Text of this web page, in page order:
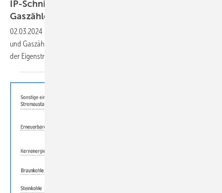
IP-Schnittstellen für Stromzähler und
Gaszähler
02.03.2024
und Gaszähler lässt sich Energie­verbrauch per App überwachen und
der Eigen­strom­verbrauch